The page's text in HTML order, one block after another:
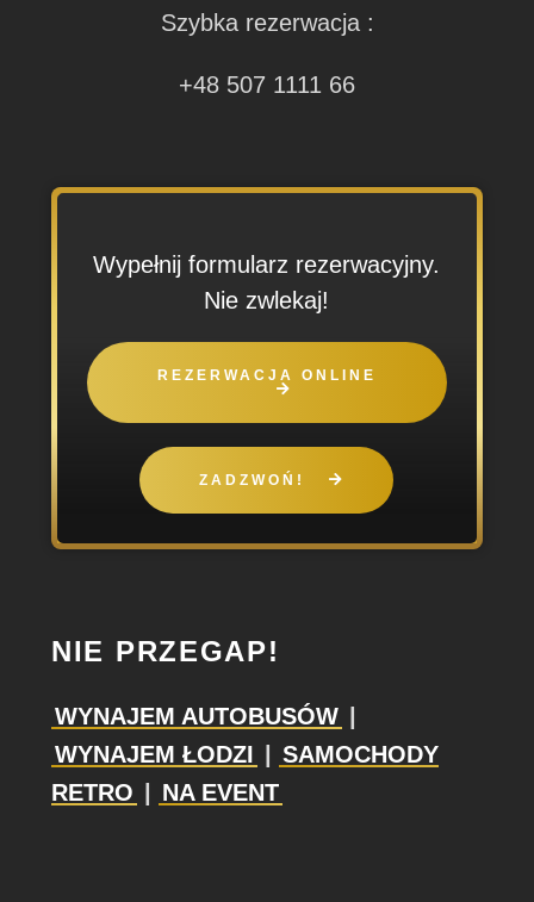
Szybka rezerwacja :
+48 507 1111 66
Wypełnij formularz rezerwacyjny.
Nie zwlekaj!
REZERWACJA ONLINE
ZADZWOŃ!
NIE PRZEGAP!
WYNAJEM AUTOBUSÓW
WYNAJEM ŁODZI
SAMOCHODY
RETRO
NA EVENT